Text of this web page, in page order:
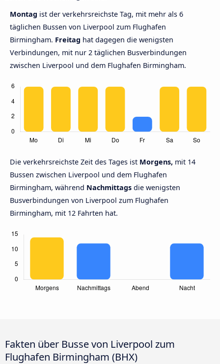
Montag ist der verkehrsreichste Tag, mit mehr als 6
täglichen Bussen von Liverpool zum Flughafen
Birmingham. Freitag hat dagegen die wenigsten
Verbindungen, mit nur 2 täglichen Busverbindungen
zwischen Liverpool und dem Flughafen Birmingham.
Die verkehrsreichste Zeit des Tages ist Morgens, mit 14
Bussen zwischen Liverpool und dem Flughafen
Birmingham, während Nachmittags die wenigsten
Busverbindungen von Liverpool zum Flughafen
Birmingham, mit 12 Fahrten hat.
Fakten über Busse von Liverpool zum
Flughafen Birmingham (BHX)